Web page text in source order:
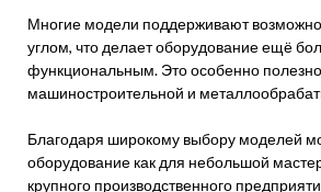
Многие модели поддерживают
углом, что делает оборудование ещё
функциональным. Это особенно полезно
машиностроительной и
Благодаря широкому выбору моделей
оборудование как для небольшой
крупного производственного